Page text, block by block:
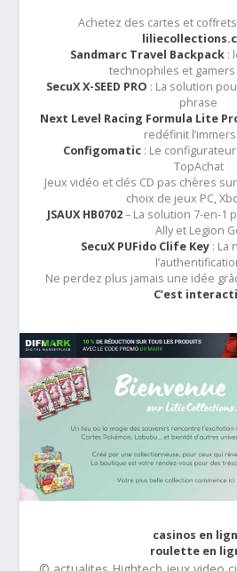
Achetez des cartes et
Sandmarc Travel Backpack :
technophiles et
SecuX X-SEED PRO : La solution
phrase
Next Level Racing Formula Lite
redéfinit
Configomatic: Le
TopAchat
Jeux vidéo et clés CD pas chères sur
choix de jeux PC,
JSAUX HB0702– La solution 7-en-1
Ally et Legion
SecuX PUFido Clife Key : La
Ne perdez plus jamais une idée
C’est
casinos en
roulette en